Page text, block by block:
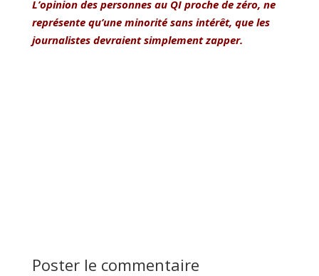
L’opinion des personnes au QI proche de zéro, ne
représente qu’une minorité sans intérêt, que les
journalistes devraient simplement zapper.
Poster le commentaire